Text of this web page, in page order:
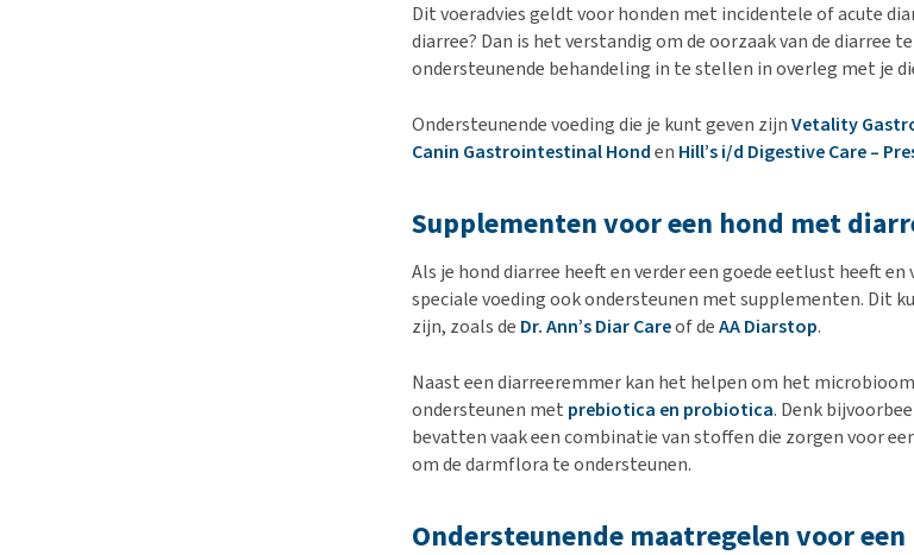
Dit voeradvies geldt voor honden met incidentele of acute
diarree? Dan is het verstandig om de oorzaak van de diarree
ondersteunende behandeling in te stellen in overleg met je
Ondersteunende voeding die je kunt geven zijnVetality
Canin Gastrointestinal Honden Hill’s i/d Digestive Care –
Supplementen voor een hond met
Als je hond diarree heeft en verder een goede eetlust heeft
speciale voeding ook ondersteunen met supplementen. Dit
zijn, zoals de Dr. Ann’s Diar Careof deAA Diarstop.
Naast een diarreeremmer kan het helpen om het
ondersteunen met prebiotica en probiotica. Denk
bevatten vaak een combinatie van stoffen die zorgen voor
om de darmflora te ondersteunen.
Ondersteunende maatregelen voor